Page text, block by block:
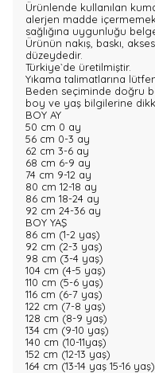
Ürünlende kullanılan
alerjen madde
sağlığına uygunluğu
Ürünün nakış, baskı,
düzeydedir.
Türkiye`de üretilmiştir.
Yıkama talimatlarına
Beden seçiminde doğru
boy ve yaş bilgilerine
BOY AY
50 cm 0 ay
56 cm 0-3 ay
62 cm 3-6 ay
68 cm 6-9 ay
74 cm 9-12 ay
80 cm 12-18 ay
86 cm 18-24 ay
92 cm 24-36 ay
BOY YAŞ
86 cm (1-2 yaş)
92 cm (2-3 yaş)
98 cm (3-4 yaş)
104 cm (4-5 yaş)
110 cm (5-6 yaş)
116 cm (6-7 yaş)
122 cm (7-8 yaş)
128 cm (8-9 yaş)
134 cm (9-10 yaş)
140 cm (10-11yaş)
152 cm (12-13 yaş)
164 cm (13-14 yaş 15-16 yaş)